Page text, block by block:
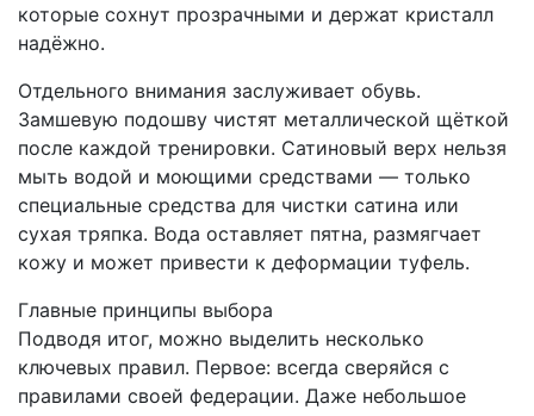
которые сохнут прозрачными и держат кристалл
надёжно.
Отдельного внимания заслуживает обувь.
Замшевую подошву чистят металлической щёткой
после каждой тренировки. Сатиновый верх нельзя
мыть водой и моющими средствами — только
специальные средства для чистки сатина или
сухая тряпка. Вода оставляет пятна, размягчает
кожу и может привести к деформации туфель.
Главные принципы выбора
Подводя итог, можно выделить несколько
ключевых правил. Первое: всегда сверяйся с
правилами своей федерации. Даже небольшое